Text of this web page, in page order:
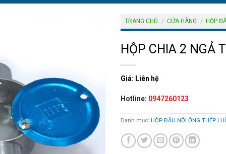
TRANG CHỦ / CỬA HÀNG / HỘP
HỘP CHIA 2 NGẢ
Giá: Liên hệ
Hotline: 0947260123
Danh mục: HỘP ĐẤU NỐI ỐNG THÉP